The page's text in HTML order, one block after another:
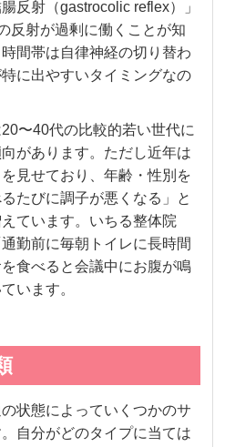
反射（gastrocolic reflex）」
反射が過剰に働くことが知
間帯は自律神経の切り替わ
に出やすいタイミングなの
〜40代の比較的若い世代に
があります。ただし近年は
見せており、年齢・性別を
たびに調子が悪くなる」と
ています。いちる整体院
勤前に毎朝トイレに長時間
食べると会議中にお腹が鳴
います。
状態によっていくつかのサ
自分がどのタイプに当ては